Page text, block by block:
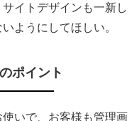
イトデザインも一新し
ようにしてほしい。
ポイント
いで、お客様も管理画